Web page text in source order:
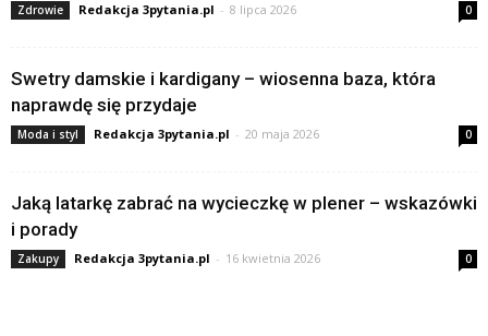
Zdrowie Redakcja 3pytania.pl - 8 lipca 2026 0
Swetry damskie i kardigany – wiosenna baza, która
naprawdę się przydaje
Moda i styl Redakcja 3pytania.pl - 20 maja 2026 0
Jaką latarkę zabrać na wycieczkę w plener – wskazówki
i porady
Zakupy Redakcja 3pytania.pl - 16 kwietnia 2026 0